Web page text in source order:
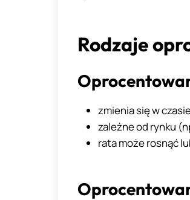
Rodzaje
zmienia się w
zależne od rynku
rata może rosnąć